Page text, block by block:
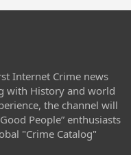
Internet Crime news
with History and world
the channel will
People” enthusiasts
"Crime Catalog"